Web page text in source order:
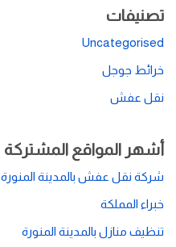
تصنيفات
Uncategorised
خرائط جوجل
نقل عفش
أشهر المواقع المشتركة
شركة نقل عفش بالمدينة المنورة
خبراء المملكة
تنظيف منازل بالمدينة المنورة